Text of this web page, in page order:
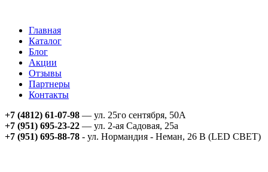
Главная
Каталог
Блог
Акции
Отзывы
Партнеры
Контакты
+7 (4812) 61-07-98 — ул. 25го сентября, 50А
+7 (951) 695-23-22 — ул. 2-ая Садовая, 25а
+7 (951) 695-88-78 - ул. Нормандия - Неман, 26 В (LED СВЕТ)